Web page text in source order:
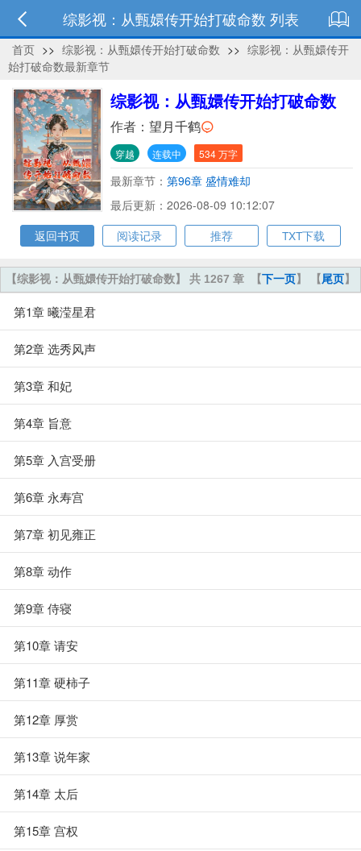
综影视：从甄嬛传开始打破命数 列表
首页 >> 综影视：从甄嬛传开始打破命数 >> 综影视：从甄嬛传开
始打破命数最新章节
综影视：从甄嬛传开始打破命数
作者： 望月千鹤
穿越 连载中 534 万字
最新章节： 第96章 盛情难却
最后更新：2026-08-09 10:12:07
返回书页
阅读记录 推荐 TXT下载
【下一页】 【尾页】
【综影视：从甄嬛传开始打破命数】 共 1267 章
第1章 曦滢星君
第2章 选秀风声
第3章 和妃
第4章 旨意
第5章 入宫受册
第6章 永寿宫
第7章 初见雍正
第8章 动作
第9章 侍寝
第10章 请安
第11章 硬柿子
第12章 厚赏
第13章 说年家
第14章 太后
第15章 宫权